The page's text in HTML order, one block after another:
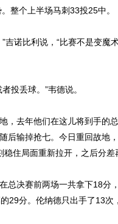
整个上半场马刺33投25中。
诺比利说，“比赛不是变魔
丢球。”韦德说。
去年他们在这儿将到手的
后输掉抢七。今日重回故地
住局面重新拉开，之后分差
决赛前两场一共拿下18分
29分。伦纳德只出手了13次